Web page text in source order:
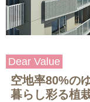
Dear Value
空地率80%の
暮らし彩る植